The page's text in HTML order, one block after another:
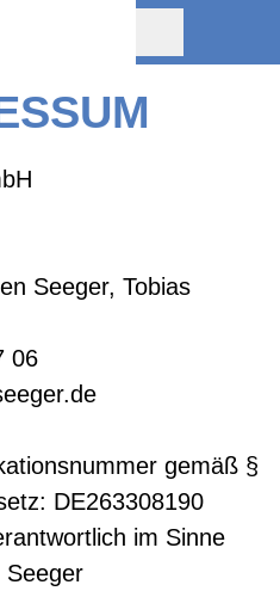
Seeger, Tobias
06
gemäß §
DE263308190
im Sinne
Seeger